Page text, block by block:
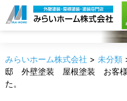
職人のうんちく
みらいホーム株式会社 > 未分類
邸 外壁塗装 屋根塗装 お客様
た。